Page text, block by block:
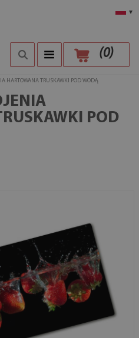
▾
(0)
HARTOWANA TRUSKAWKI POD WODĄ
POD